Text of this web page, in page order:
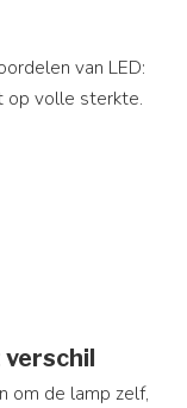
van LED:
op volle sterkte.
om de lamp zelf,